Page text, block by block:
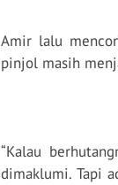
Amir lalu
pinjol masih
“Kalau
dimaklumi. Tapi